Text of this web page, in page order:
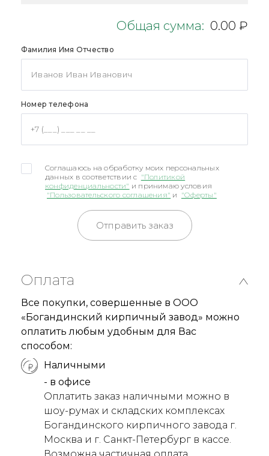
Общая сумма: 0.00 ₽
Фамилия Имя Отчество
Номер телефона
Соглашаюсь на обработку моих персональных
данных в соответствии с "Политикой
конфиденциальности" и принимаю условия
"Пользовательского соглашения" и "Оферты"
Отправить заказ
Оплата
Все покупки, совершенные в ООО
«Богандинский кирпичный завод» можно
оплатить любым удобным для Вас
способом:
Наличными
- в офисе
Оплатить заказ наличными можно в
шоу-румах и складских комплексах
Богандинского кирпичного завода г.
Москва и г. Санкт-Петербург в кассе.